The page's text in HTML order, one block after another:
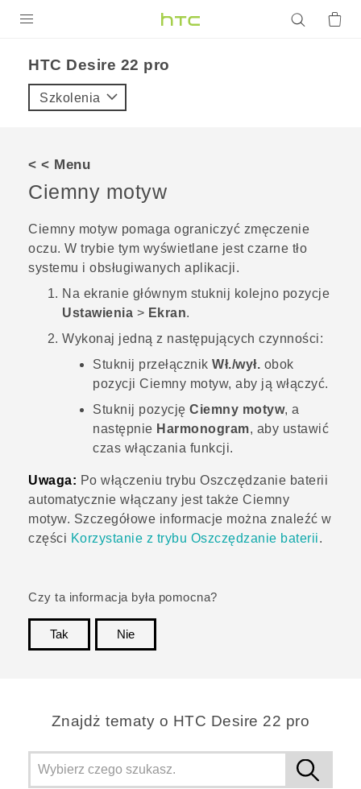
VIVE
POMOC TECHNICZNA
Urządzenia i akcesoria HTC
Zaloguj się
HTC Desire 22 pro‎
Szkolenia
< < Menu
Ciemny motyw
Ciemny motyw pomaga ograniczyć zmęczenie
oczu. W trybie tym wyświetlane jest czarne tło
systemu i obsługiwanych aplikacji.
Na ekranie głównym stuknij kolejno pozycje
Ustawienia > Ekran.
Wykonaj jedną z następujących czynności:
Stuknij przełącznik Wł./wył. obok
pozycji Ciemny motyw, aby ją włączyć.
Stuknij pozycję Ciemny motyw, a
następnie Harmonogram, aby ustawić
czas włączania funkcji.
Uwaga: Po włączeniu trybu Oszczędzanie baterii
automatycznie włączany jest także Ciemny
motyw. Szczegółowe informacje można znaleźć w
części Korzystanie z trybu Oszczędzanie baterii.
Czy ta informacja była pomocna?
Tak
Nie
Znajdż tematy o HTC Desire 22 pro